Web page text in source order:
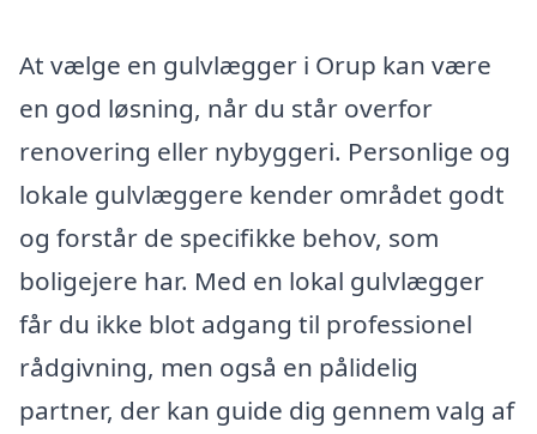
At vælge en gulvlægger i Orup kan være
en god løsning, når du står overfor
renovering eller nybyggeri. Personlige og
lokale gulvlæggere kender området godt
og forstår de specifikke behov, som
boligejere har. Med en lokal gulvlægger
får du ikke blot adgang til professionel
rådgivning, men også en pålidelig
partner, der kan guide dig gennem valg af